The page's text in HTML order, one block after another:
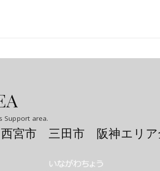
Support area.
市 三田市 阪神エリア